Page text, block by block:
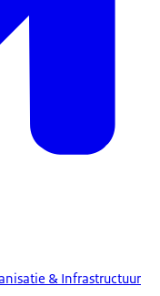
& Infrastructuur